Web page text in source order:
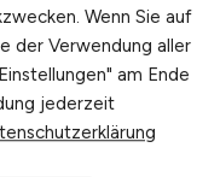
Wenn Sie auf
der Verwendung aller
am Ende
jederzeit